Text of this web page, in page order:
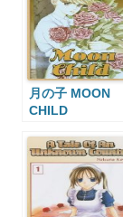
月の子 MOON
CHILD